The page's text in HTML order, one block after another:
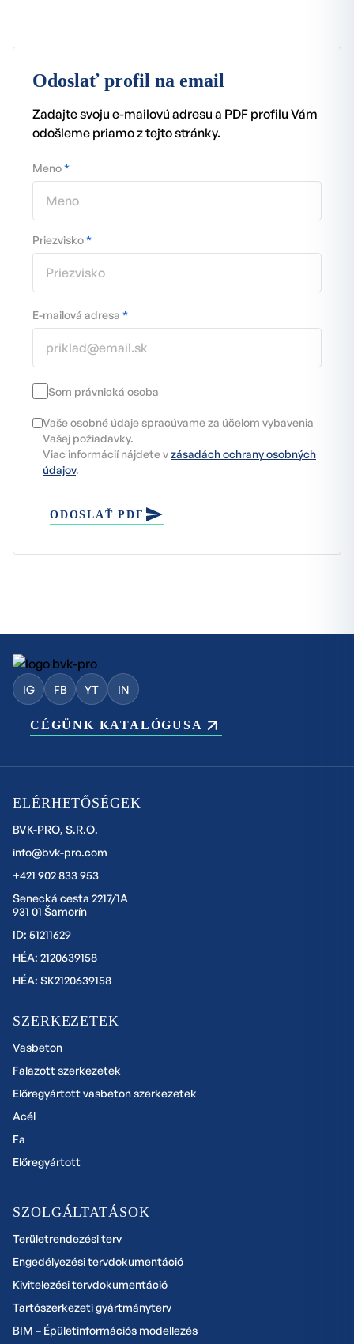
Odoslať profil na email
Zadajte svoju e-mailovú adresu a PDF profilu Vám
odošleme priamo z tejto stránky.
Meno*
Priezvisko*
E-mailová adresa *
Som právnická osoba
Vaše osobné údaje spracúvame za účelom vybavenia
Vašej požiadavky.
Viac informácií nájdete vzásadách ochrany osobných
údajov.
ODOSLAŤ PDF
IG FB YT IN
CÉGÜNK KATALÓGUSA
ELÉRHETŐSÉGEK
BVK-PRO, S.R.O.
info@bvk-pro.com
+421 902 833 953
Senecká cesta 2217/1A
931 01 Šamorín
ID: 51211629
HÉA: 2120639158
HÉA: SK2120639158
SZERKEZETEK
Vasbeton
Falazott szerkezetek
Előregyártott vasbeton szerkezetek
Acél
Fa
Előregyártott
SZOLGÁLTATÁSOK
Területrendezési terv
Engedélyezési tervdokumentáció
Kivitelezési tervdokumentáció
Tartószerkezeti gyártmányterv
BIM – Épületinformációs modellezés